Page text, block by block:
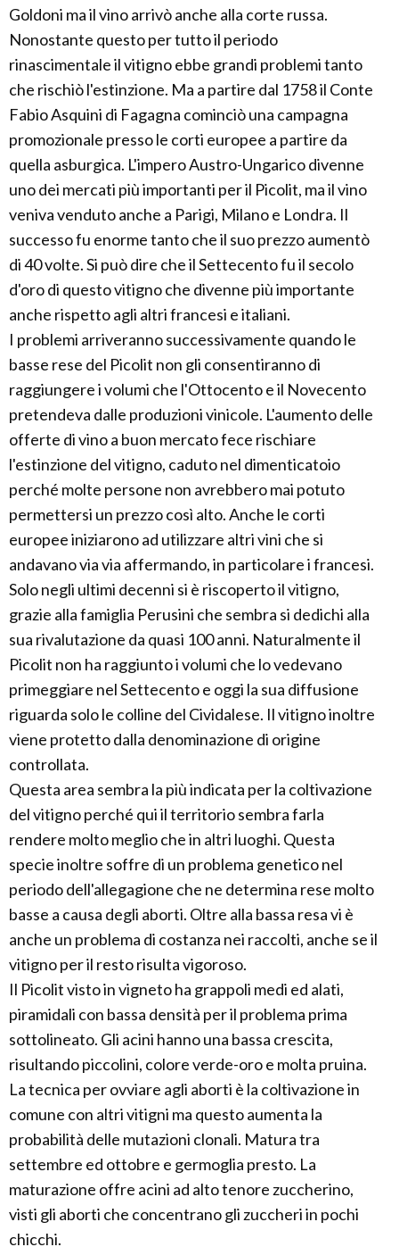
Goldoni ma il vino arrivò anche alla corte russa.
Nonostante questo per tutto il periodo
rinascimentale il vitigno ebbe grandi problemi tanto
che rischiò l'estinzione. Ma a partire dal 1758 il Conte
Fabio Asquini di Fagagna cominciò una campagna
promozionale presso le corti europee a partire da
quella asburgica. L'impero Austro-Ungarico divenne
uno dei mercati più importanti per il Picolit, ma il vino
veniva venduto anche a Parigi, Milano e Londra. Il
successo fu enorme tanto che il suo prezzo aumentò
di 40 volte. Si può dire che il Settecento fu il secolo
d'oro di questo vitigno che divenne più importante
anche rispetto agli altri francesi e italiani.
I problemi arriveranno successivamente quando le
basse rese del Picolit non gli consentiranno di
raggiungere i volumi che l'Ottocento e il Novecento
pretendeva dalle produzioni vinicole. L'aumento delle
offerte di vino a buon mercato fece rischiare
l'estinzione del vitigno, caduto nel dimenticatoio
perché molte persone non avrebbero mai potuto
permettersi un prezzo così alto. Anche le corti
europee iniziarono ad utilizzare altri vini che si
andavano via via affermando, in particolare i francesi.
Solo negli ultimi decenni si è riscoperto il vitigno,
grazie alla famiglia Perusini che sembra si dedichi alla
sua rivalutazione da quasi 100 anni. Naturalmente il
Picolit non ha raggiunto i volumi che lo vedevano
primeggiare nel Settecento e oggi la sua diffusione
riguarda solo le colline del Cividalese. Il vitigno inoltre
viene protetto dalla denominazione di origine
controllata.
Questa area sembra la più indicata per la coltivazione
del vitigno perché qui il territorio sembra farla
rendere molto meglio che in altri luoghi. Questa
specie inoltre soffre di un problema genetico nel
periodo dell'allegagione che ne determina rese molto
basse a causa degli aborti. Oltre alla bassa resa vi è
anche un problema di costanza nei raccolti, anche se il
vitigno per il resto risulta vigoroso.
Il Picolit visto in vigneto ha grappoli medi ed alati,
piramidali con bassa densità per il problema prima
sottolineato. Gli acini hanno una bassa crescita,
risultando piccolini, colore verde-oro e molta pruina.
La tecnica per ovviare agli aborti è la coltivazione in
comune con altri vitigni ma questo aumenta la
probabilità delle mutazioni clonali. Matura tra
settembre ed ottobre e germoglia presto. La
maturazione offre acini ad alto tenore zuccherino,
visti gli aborti che concentrano gli zuccheri in pochi
chicchi.